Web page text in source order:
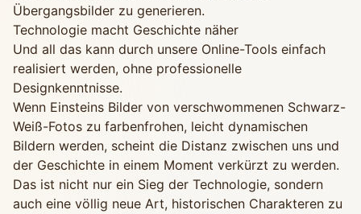
Übergangsbilder zu generieren.
Technologie macht Geschichte näher
Und all das kann durch unsere Online-Tools einfach
realisiert werden, ohne professionelle
Designkenntnisse.
Wenn Einsteins Bilder von verschwommenen Schwarz-
Weiß-Fotos zu farbenfrohen, leicht dynamischen
Bildern werden, scheint die Distanz zwischen uns und
der Geschichte in einem Moment verkürzt zu werden.
Das ist nicht nur ein Sieg der Technologie, sondern
auch eine völlig neue Art, historischen Charakteren zu